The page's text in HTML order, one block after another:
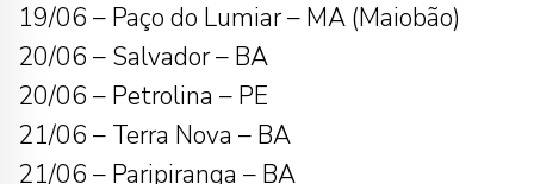
19/06 – Paço do Lumiar – MA (Maiobão)
20/06 – Salvador – BA
20/06 – Petrolina – PE
21/06 – Terra Nova – BA
21/06 – Paripiranga – BA